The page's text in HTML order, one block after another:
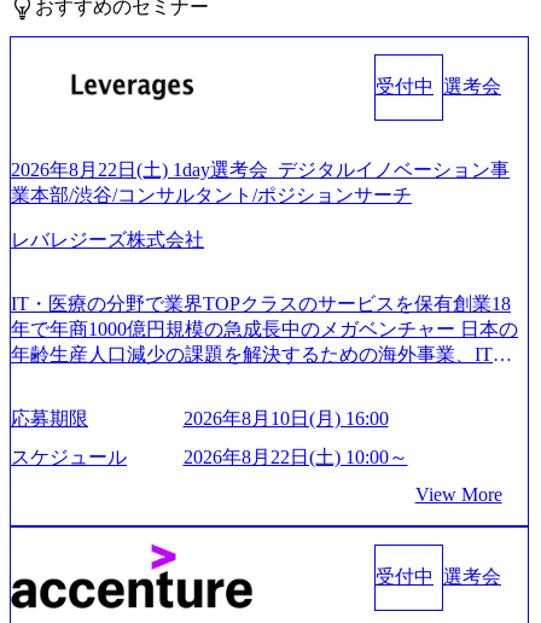
おすすめのセミナー
受付中 選考会
2026年8月22日(土) 1day選考会_デジタルイノベーション事
業本部/渋谷/コンサルタント/ポジションサーチ
レバレジーズ株式会社
IT・医療の分野で業界TOPクラスのサービスを保有創業18
年で年商1000億円規模の急成長中のメガベンチャー 日本の
年齢生産人口減少の課題を解決するための海外事業、IT事
以上の事業を展開する オールインハウスの組織体制をとっ
ており社内で新しい事業開発などの人員調達できる 独立資
本経営をとっており、事業創造の自由度が高い https://storag
s/20240925162633_7242d0de-3e54-4f03-b076-00318d5c0dff_120
0x644.webp レバレジーズ株式会社 会社説明資料 (https://spea
kerdeck.com/leverages/leverages-hui-she-shao-jie-zi-liao-zhong-tu-
cai-yong-xiang-ke) 「働く人」「事業・サービス」「カルチャ
ー」など、レバレジーズのリアルを取り上げています！ (htt
応募期限
2026年8月10日(月) 16:00
スケジュール
2026年8月22日(土) 10:00～
View More
受付中 選考会